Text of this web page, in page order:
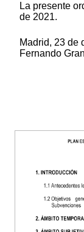
La presente
de 2021.
Madrid, 23 de
Fernando